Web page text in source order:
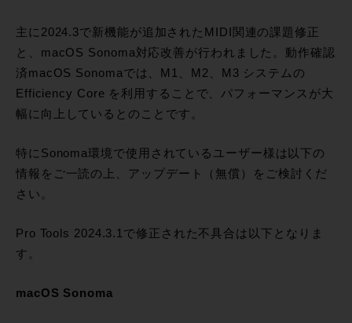
主に2024.3で新機能が追加されたMIDI関連の課題修正
と、macOS Sonoma対応改善が行われました。動作確認
済macOS Sonomaでは、M1、M2、M3 システムの
Efficiency Core を利用することで、パフォーマンスが大
幅に向上しているとのことです。
特にSonoma環境で使用されているユーザー様は以下の
情報をご一読の上、アップデート（無償）をご検討くだ
さい。
Pro Tools 2024.3.1で修正された不具合は以下となりま
す。
macOS Sonoma